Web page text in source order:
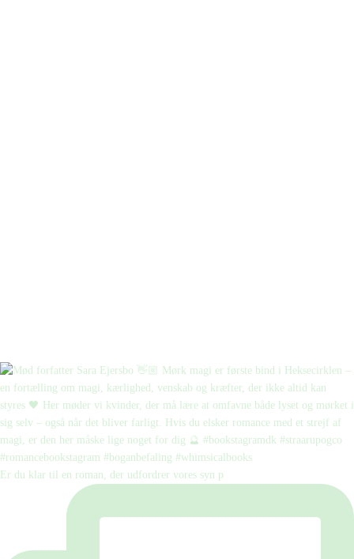
Er du klar til en roman, der udfordrer vores syn p